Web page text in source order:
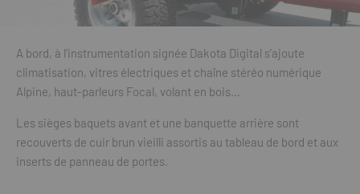
A bord, à l’instrumentation signée Dakota Digital s’ajoute
climatisation, vitres électriques et chaîne stéréo numérique
Alpine, haut-parleurs Focal, volant en bois…
Les sièges baquets avant et une banquette arrière sont
recouverts de cuir brun vieilli assortis au tableau de bord et aux
inserts de panneau de portes.